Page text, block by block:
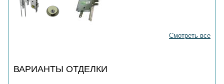
Смотреть все
ВАРИАНТЫ ОТДЕЛКИ